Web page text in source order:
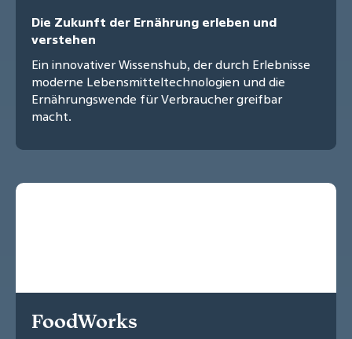
Die Zukunft der Ernährung erleben und
verstehen
Ein innovativer Wissenshub, der durch Erlebnisse
moderne Lebensmitteltechnologien und die
Ernährungswende für Verbraucher greifbar
macht.
FoodWorks